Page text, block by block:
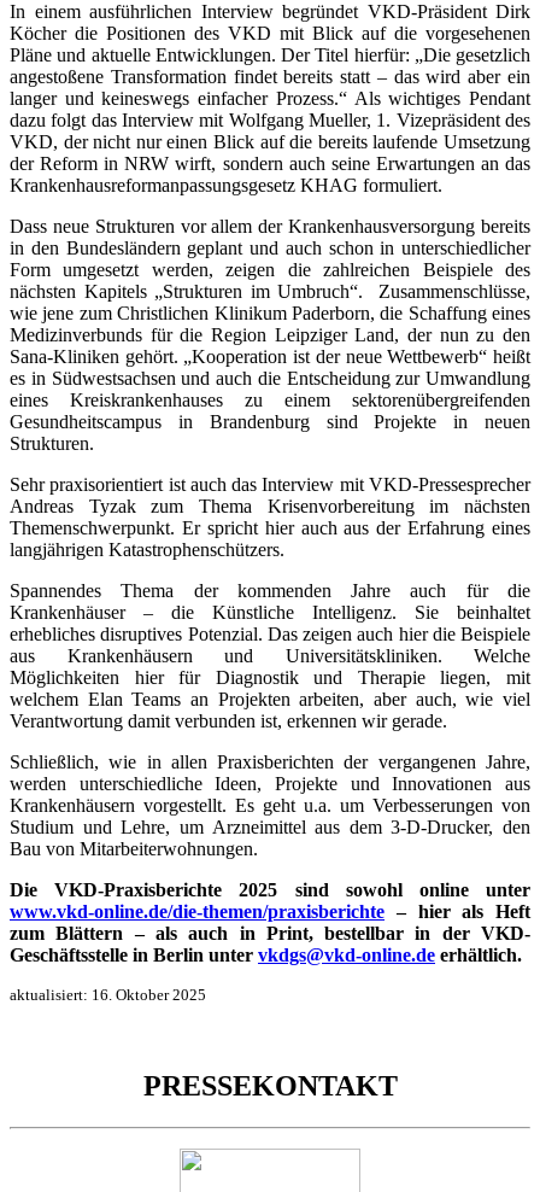
In einem ausführlichen Interview begründet VKD-Präsident Dirk
Köcher die Positionen des VKD mit Blick auf die vorgesehenen
Pläne und aktuelle Entwicklungen. Der Titel hierfür: „Die gesetzlich
angestoßene Transformation findet bereits statt – das wird aber ein
langer und keineswegs einfacher Prozess.“ Als wichtiges Pendant
dazu folgt das Interview mit Wolfgang Mueller, 1. Vizepräsident des
VKD, der nicht nur einen Blick auf die bereits laufende Umsetzung
der Reform in NRW wirft, sondern auch seine Erwartungen an das
Krankenhausreformanpassungsgesetz KHAG formuliert.
Dass neue Strukturen vor allem der Krankenhausversorgung bereits
in den Bundesländern geplant und auch schon in unterschiedlicher
Form umgesetzt werden, zeigen die zahlreichen Beispiele des
nächsten Kapitels „Strukturen im Umbruch“. Zusammenschlüsse,
wie jene zum Christlichen Klinikum Paderborn, die Schaffung eines
Medizinverbunds für die Region Leipziger Land, der nun zu den
Sana-Kliniken gehört. „Kooperation ist der neue Wettbewerb“ heißt
es in Südwestsachsen und auch die Entscheidung zur Umwandlung
eines Kreiskrankenhauses zu einem sektorenübergreifenden
Gesundheitscampus in Brandenburg sind Projekte in neuen
Strukturen.
Sehr praxisorientiert ist auch das Interview mit VKD-Pressesprecher
Andreas Tyzak zum Thema Krisenvorbereitung im nächsten
Themenschwerpunkt. Er spricht hier auch aus der Erfahrung eines
langjährigen Katastrophenschützers.
Spannendes Thema der kommenden Jahre auch für die
Krankenhäuser – die Künstliche Intelligenz. Sie beinhaltet
erhebliches disruptives Potenzial. Das zeigen auch hier die Beispiele
aus Krankenhäusern und Universitätskliniken. Welche
Möglichkeiten hier für Diagnostik und Therapie liegen, mit
welchem Elan Teams an Projekten arbeiten, aber auch, wie viel
Verantwortung damit verbunden ist, erkennen wir gerade.
Schließlich, wie in allen Praxisberichten der vergangenen Jahre,
werden unterschiedliche Ideen, Projekte und Innovationen aus
Krankenhäusern vorgestellt. Es geht u.a. um Verbesserungen von
Studium und Lehre, um Arzneimittel aus dem 3-D-Drucker, den
Bau von Mitarbeiterwohnungen.
Die VKD-Praxisberichte 2025 sind sowohl online unter
www.vkd-online.de/die-themen/praxisberichte – hier als Heft
zum Blättern – als auch in Print, bestellbar in der VKD-
Geschäftsstelle in Berlin unter vkdgs@vkd-online.de erhältlich.
aktualisiert: 16. Oktober 2025
PRESSEKONTAKT